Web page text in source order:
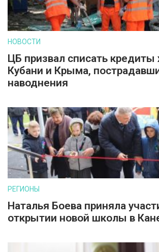
НОВОСТИ
ЦБ призвал списать
Кубани и Крыма,
наводнения
РЕГИОНЫ
Наталья Боева приняла
открытии новой школы в